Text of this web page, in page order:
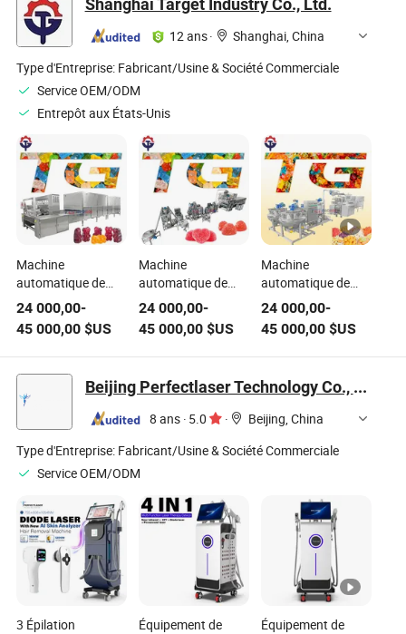
au Laser
salon d'épilation au
laser à diode
diode pour salon
d'épilation au laser
Shanghai Target Industry Co., Ltd.
12 ans·
Shanghai, China
Type d'Entreprise: Fabricant/Usine & Société Commerciale
Service OEM/ODM
Entrepôt aux États-Unis
Machine
automatique de
fabrication de
bonbons en
pectine, machine à
bonbons, bonbons
sains protégeant
les cheveux,
équipement de
bonbons en pectine
pour les yeux
24 000,00-
45 000,00 $US
Machine
automatique de
fabrication de
gommes à pectine,
machine à
bonbons,
confiserie de gelée
oculaire protégeant
les cheveux
24 000,00-
45 000,00$US
Machine
automatique de
fabrication de
gommes à pectine,
machine à
bonbons,
fabrication de
bonbons en forme
d'œil protégeant les
cheveux
24 000,00-
45 000,00$US
Beijing Perfectlaser Technology Co., Ltd
8 ans · 5.0 ·
Beijing, China
Type d'Entreprise: Fabricant/Usine & Société Commerciale
Service OEM/ODM
3 Épilation Équipement de Équipement de